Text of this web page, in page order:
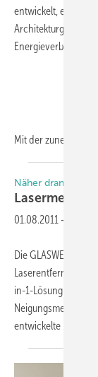
entwickelt, eine
Architekturgläser
Energieverbrauch
Mit der
Näher dran. Mehr
Lasermesser
01.08.2011 -
Die GLASWELT
in-1-Lösung vereint
Neigungsmesser in
entwickelte Mess-